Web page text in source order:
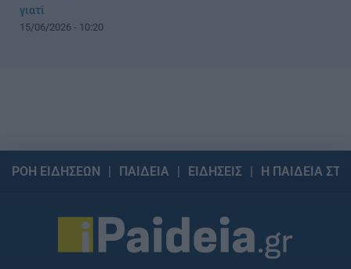
γιατί
15/06/2026 - 10:20
ΡΟΗ ΕΙΔΗΣΕΩΝ ΠΑΙΔΕΙΑ ΕΙΔΗΣΕΙΣ Η ΠΑΙΔΕΙΑ